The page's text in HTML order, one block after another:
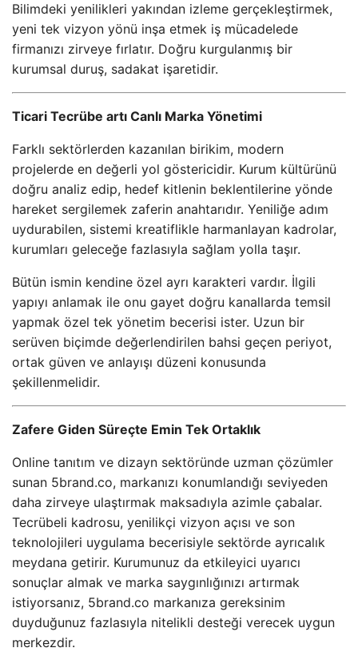
Bilimdeki yenilikleri yakından izleme gerçekleştirmek,
yeni tek vizyon yönü inşa etmek iş mücadelede
firmanızı zirveye fırlatır. Doğru kurgulanmış bir
kurumsal duruş, sadakat işaretidir.
Ticari Tecrübe artı Canlı Marka Yönetimi
Farklı sektörlerden kazanılan birikim, modern
projelerde en değerli yol göstericidir. Kurum kültürünü
doğru analiz edip, hedef kitlenin beklentilerine yönde
hareket sergilemek zaferin anahtarıdır. Yeniliğe adım
uydurabilen, sistemi kreatiflikle harmanlayan kadrolar,
kurumları geleceğe fazlasıyla sağlam yolla taşır.
Bütün ismin kendine özel ayrı karakteri vardır. İlgili
yapıyı anlamak ile onu gayet doğru kanallarda temsil
yapmak özel tek yönetim becerisi ister. Uzun bir
serüven biçimde değerlendirilen bahsi geçen periyot,
ortak güven ve anlayışı düzeni konusunda
şekillenmelidir.
Zafere Giden Süreçte Emin Tek Ortaklık
Online tanıtım ve dizayn sektöründe uzman çözümler
sunan 5brand.co, markanızı konumlandığı seviyeden
daha zirveye ulaştırmak maksadıyla azimle çabalar.
Tecrübeli kadrosu, yenilikçi vizyon açısı ve son
teknolojileri uygulama becerisiyle sektörde ayrıcalık
meydana getirir. Kurumunuz da etkileyici uyarıcı
sonuçlar almak ve marka saygınlığınızı artırmak
istiyorsanız, 5brand.co markanıza gereksinim
duyduğunuz fazlasıyla nitelikli desteği verecek uygun
merkezdir.